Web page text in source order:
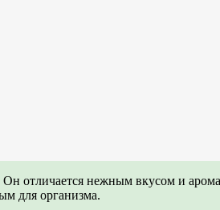
отличается нежным вкусом и
для организма.